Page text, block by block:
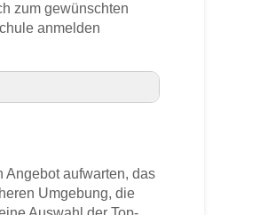
zum gewünschten
anmelden
Angebot aufwarten, das
Umgebung, die